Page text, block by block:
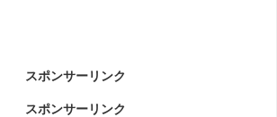
スポンサーリンク
スポンサーリンク